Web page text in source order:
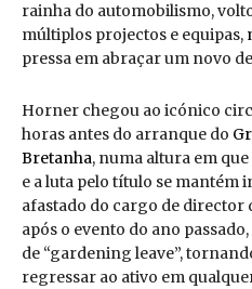
rainha do automobilismo,
múltiplos projectos e equipas,
pressa em abraçar um novo
Horner chegou ao icónico
horas antes do arranque do
Bretanha, numa altura em que
e a luta pelo título se mantém
afastado do cargo de director
após o evento do ano
de “gardening leave”,
regressar ao ativo em